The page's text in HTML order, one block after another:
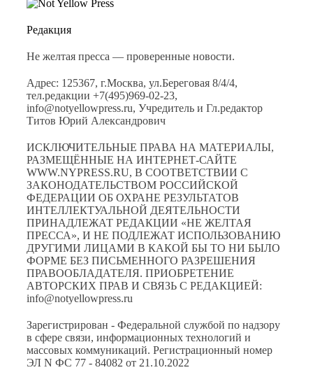
Редакция
Не желтая пресса — проверенные новости.
Адрес: 125367, г.Москва, ул.Береговая 8/4/4,
тел.редакции +7(495)969-02-23,
info@notyellowpress.ru, Учредитель и Гл.редактор
Титов Юрий Александрович
ИСКЛЮЧИТЕЛЬНЫЕ ПРАВА НА МАТЕРИАЛЫ,
РАЗМЕЩЁННЫЕ НА ИНТЕРНЕТ-САЙТЕ
WWW.NYPRESS.RU, В СООТВЕТСТВИИ С
ЗАКОНОДАТЕЛЬСТВОМ РОССИЙСКОЙ
ФЕДЕРАЦИИ ОБ ОХРАНЕ РЕЗУЛЬТАТОВ
ИНТЕЛЛЕКТУАЛЬНОЙ ДЕЯТЕЛЬНОСТИ
ПРИНАДЛЕЖАТ РЕДАКЦИИ «НЕ ЖЕЛТАЯ
ПРЕССА», И НЕ ПОДЛЕЖАТ ИСПОЛЬЗОВАНИЮ
ДРУГИМИ ЛИЦАМИ В КАКОЙ БЫ ТО НИ БЫЛО
ФОРМЕ БЕЗ ПИСЬМЕННОГО РАЗРЕШЕНИЯ
ПРАВООБЛАДАТЕЛЯ. ПРИОБРЕТЕНИЕ
АВТОРСКИХ ПРАВ И СВЯЗЬ С РЕДАКЦИЕЙ:
info@notyellowpress.ru
Зарегистрирован - Федеральной службой по надзору
в сфере связи, информационных технологий и
массовых коммуникаций. Регистрационный номер
ЭЛ N ФС 77 - 84082 от 21.10.2022